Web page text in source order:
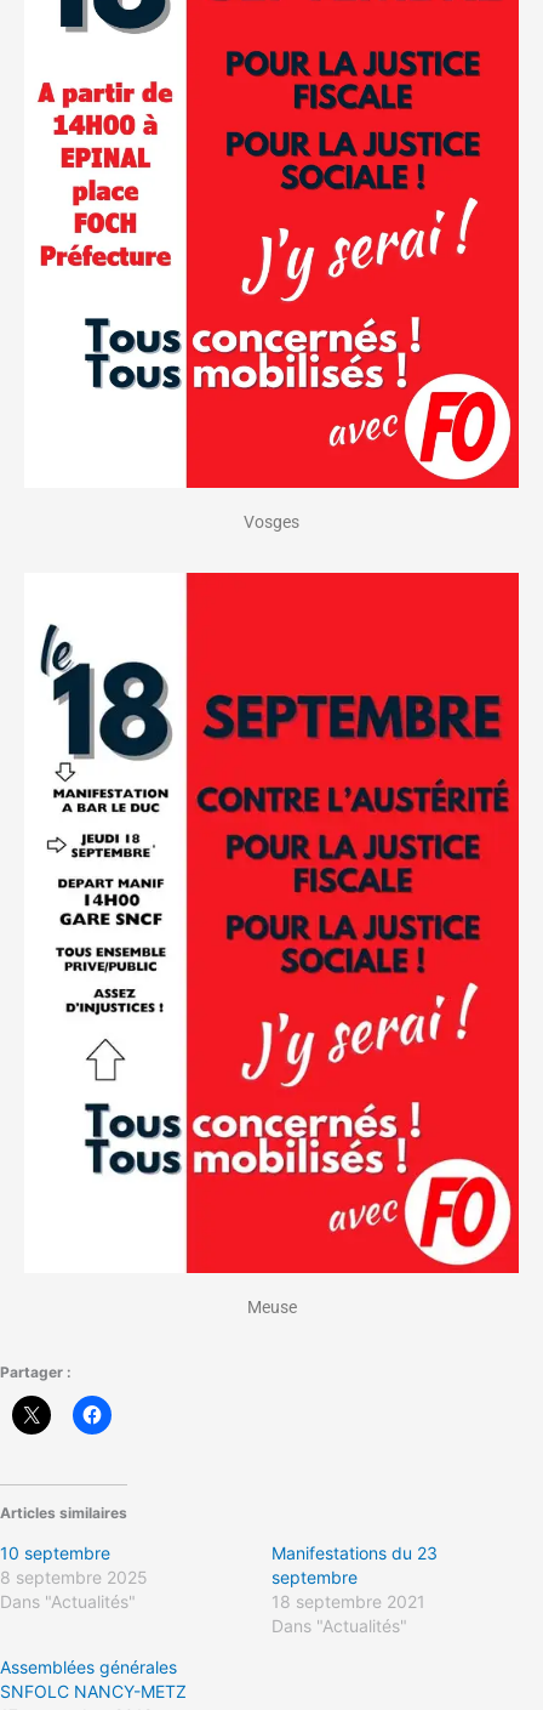
Vosges
Meuse
Partager :
Articles similaires
10 septembre
8 septembre 2025
Dans "Actualités"
Manifestations du 23
septembre
18 septembre 2021
Dans "Actualités"
Assemblées générales
SNFOLC NANCY-METZ